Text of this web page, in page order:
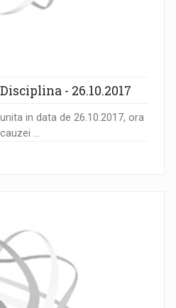
- 26.10.2017
in data de 26.10.2017, ora
...